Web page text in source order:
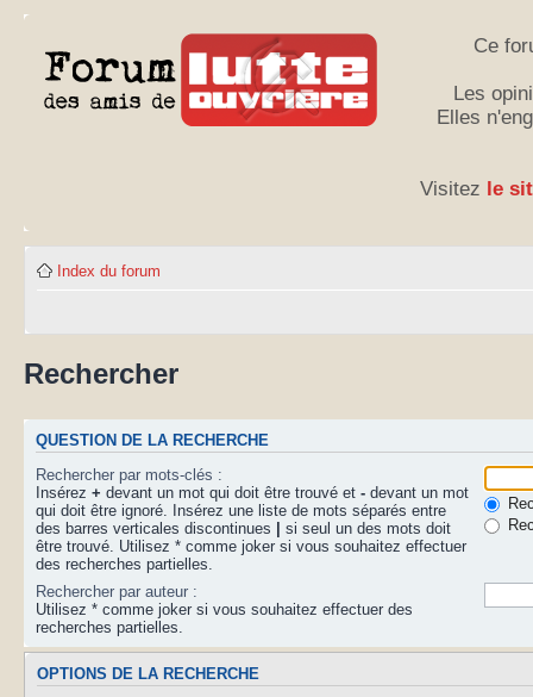
Ce
Les
Elles
Visitez le
Index du forum
Rechercher
QUESTION DE LA RECHERCHE
Rechercher par mots-clés :
Insérez + devant un mot qui doit être trouvé et - devant un mot
qui doit être ignoré. Insérez une liste de mots séparés entre
des barres verticales discontinues
si seul un des mots doit
être trouvé. Utilisez * comme joker si vous souhaitez effectuer
des recherches partielles.
Rechercher par auteur :
Utilisez * comme joker si vous souhaitez effectuer des
recherches partielles.
OPTIONS DE LA RECHERCHE